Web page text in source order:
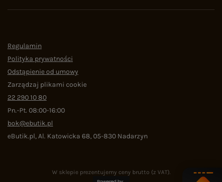
Regulamin
Polityka prywatności
Odstąpienie od umowy
Zarządzaj plikami cookie
22 290 10 80
Pn.-Pt. 08:00-16:00
bok@ebutik.pl
eButik.pl,Al. Katowicka 68,05-830 Nadarzyn
W sklepie prezentujemy ceny brutto (z VAT).